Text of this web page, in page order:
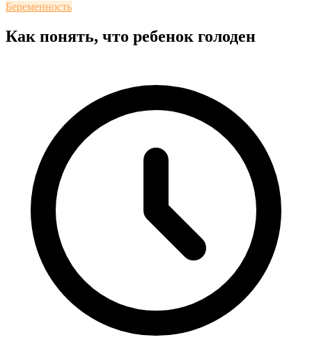
Беременность
Как понять, что ребенок голоден